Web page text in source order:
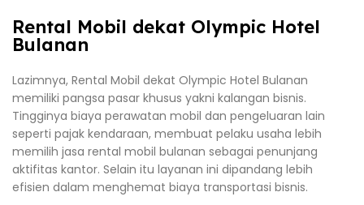
Rental Mobil dekat Olympic Hotel
Bulanan
Lazimnya, Rental Mobil dekat Olympic Hotel Bulanan
memiliki pangsa pasar khusus yakni kalangan bisnis.
Tingginya biaya perawatan mobil dan pengeluaran lain
seperti pajak kendaraan, membuat pelaku usaha lebih
memilih jasa rental mobil bulanan sebagai penunjang
aktifitas kantor. Selain itu layanan ini dipandang lebih
efisien dalam menghemat biaya transportasi bisnis.